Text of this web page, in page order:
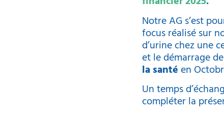
Notre AG s’est
focus réalisé sur
d’urine chez une
et le démarrage de
la santéen
Un temps
compléter la